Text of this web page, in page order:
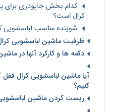
کدام بخش جاپودری برای
کرال است؟
شوینده مناسب لباسشویی
ظرفیت ماشین لباسشویی
دکمه ها و کارکرد آنها در
آیا ماشین لباسشویی کرال
کنیم؟
ریست کردن ماشین